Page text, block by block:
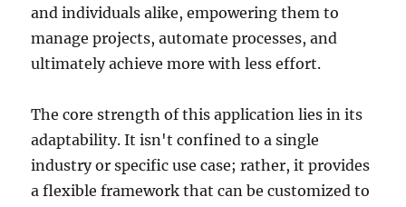
and individuals alike, empowering them to
manage projects, automate processes, and
ultimately achieve more with less effort.
The core strength of this application lies in its
adaptability. It isn't confined to a single
industry or specific use case; rather, it provides
a flexible framework that can be customized to